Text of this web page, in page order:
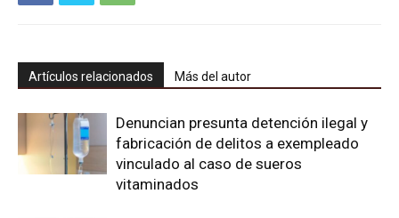
Artículos relacionados Más del autor
Denuncian presunta detención ilegal y
fabricación de delitos a exempleado
vinculado al caso de sueros
vitaminados